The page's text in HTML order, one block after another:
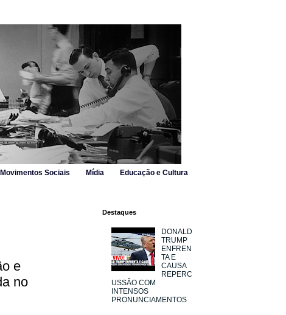
Movimentos Sociais Mídia Educação e Cultura
e
no
Destaques
DONALD
TRUMP
ENFREN
TA E
CAUSA
REPERC
USSÃO COM
INTENSOS
PRONUNCIAMENTOS